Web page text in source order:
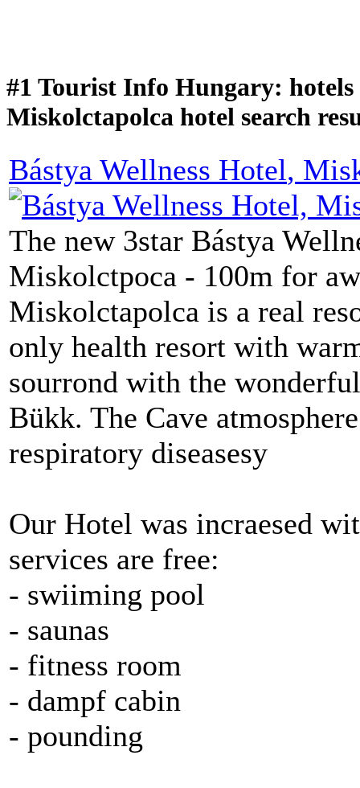
#1 Tourist Info Hungary:
Miskolctapolca hotel search
Bástya Wellness Hotel,
The new 3star Bástya
Miskolctpoca - 100m for
Miskolctapolca is a real
only health resort with
sourrond with the
Bükk. The Cave
respiratory diseasesy
Our Hotel was incraesed
services are free:
- swiiming pool
- saunas
- fitness room
- dampf cabin
- pounding